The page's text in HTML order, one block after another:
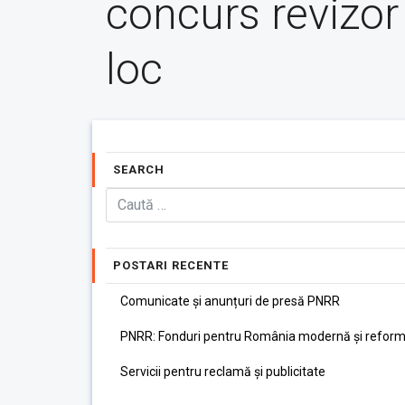
concurs revizor
loc
SEARCH
POSTARI RECENTE
Comunicate și anunțuri de presă PNRR
PNRR: Fonduri pentru România modernă și
Servicii pentru reclamă și publicitate